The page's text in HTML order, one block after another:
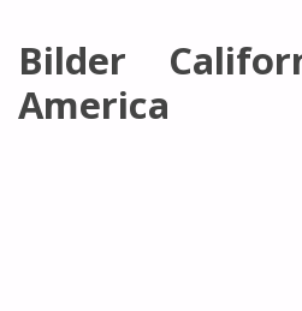
Bilder
America